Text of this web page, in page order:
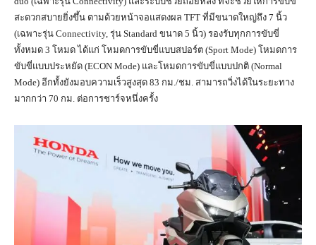
สะดวกสบายยิ่งขึ้น ตามด้วยหน้าจอแสดงผล TFT ที่มีขนาดใหญ่ถึง 7 นิ้ว
(เฉพาะรุ่น Connectivity, รุ่น Standard ขนาด 5 นิ้ว) รองรับทุกการขับขี่
ทั้งหมด 3 โหมด ได้แก่ โหมดการขับขี่แบบสปอร์ต (Sport Mode) โหมดการ
ขับขี่แบบประหยัด (ECON Mode) และโหมดการขับขี่แบบปกติ (Normal
Mode) อีกทั้งยังมอบความเร็วสูงสุด 83 กม./ชม. สามารถวิ่งได้ในระยะทาง
มากกว่า 70 กม. ต่อการชาร์จหนึ่งครั้ง